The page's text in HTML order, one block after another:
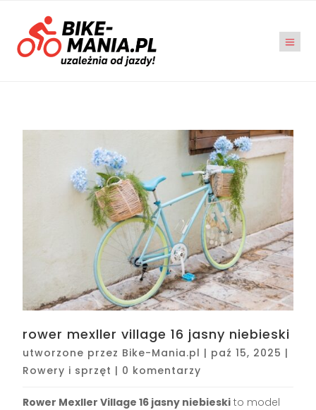
rower mexller village 16 jasny niebieski
utworzone przez Bike-Mania.pl | paź 15, 2025 |
Rowery i sprzęt | 0 komentarzy
Rower Mexller Village 16 jasny niebieski to model